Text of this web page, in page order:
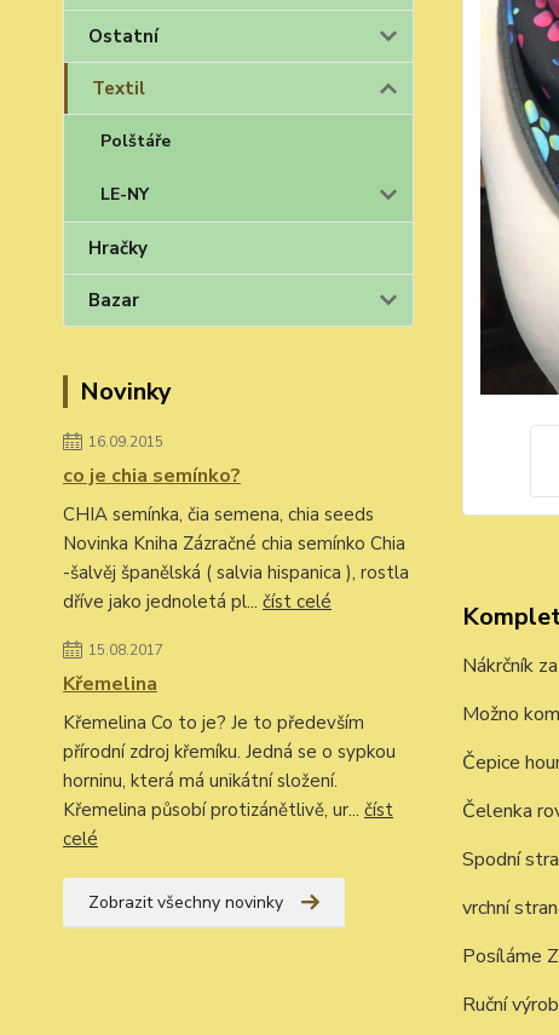
Ostatní
Textil
Polštáře
LE-NY
Hračky
Bazar
Novinky
16.09.2015
co je chia semínko?
CHIA semínka, čia semena, chia seeds
Novinka Kniha Zázračné chia semínko Chia
-šalvěj španělská ( salvia hispanica ), rostla
dříve jako jednoletá pl... číst celé
15.08.2017
Křemelina
Křemelina Co to je? Je to především
přírodní zdroj křemíku. Jedná se o sypkou
horninu, která má unikátní složení.
Křemelina působí protizánětlivě, ur... číst
celé
Zobrazit všechny novinky
Nákrčník
Možno
Čepice
Čelenka
Spodní
vrchní
Posíláme
Ruční